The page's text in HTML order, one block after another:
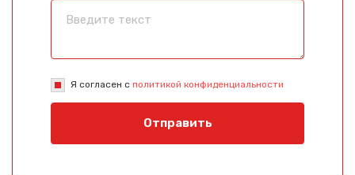
Я согласен с политикой конфиденциальности
Отправить